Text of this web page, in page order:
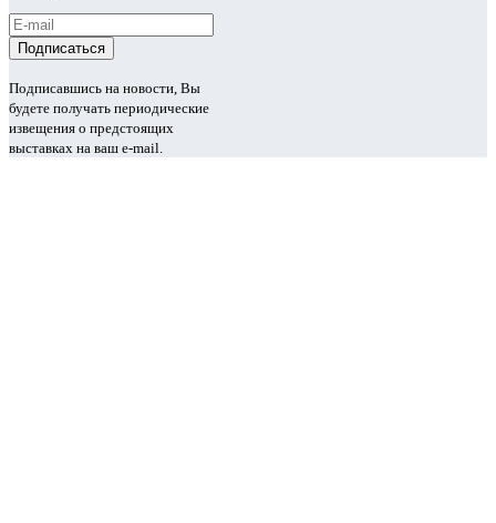
Подписавшись на новости, Вы
будете получать периодические
извещения о предстоящих
выставках на ваш e-mail.